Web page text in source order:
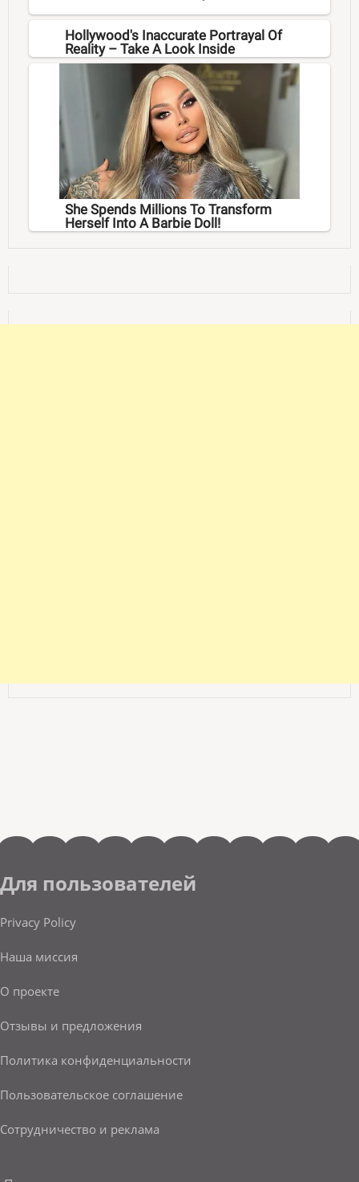
Hollywood's Inaccurate Portrayal Of
Reality – Take A Look Inside
She Spends Millions To Transform
Herself Into A Barbie Doll!
Для пользователей
Privacy Policy
Наша миссия
О проекте
Отзывы и предложения
Политика конфиденциальности
Пользовательское соглашение
Сотрудничество и реклама